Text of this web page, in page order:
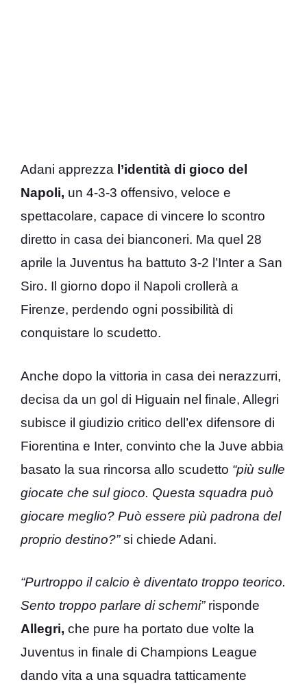
Adani apprezza l’identità di gioco del
Napoli, un 4-3-3 offensivo, veloce e
spettacolare, capace di vincere lo scontro
diretto in casa dei bianconeri. Ma quel 28
aprile la Juventus ha battuto 3-2 l’Inter a San
Siro. Il giorno dopo il Napoli crollerà a
Firenze, perdendo ogni possibilità di
conquistare lo scudetto.
Anche dopo la vittoria in casa dei nerazzurri,
decisa da un gol di Higuain nel finale, Allegri
subisce il giudizio critico dell’ex difensore di
Fiorentina e Inter, convinto che la Juve abbia
basato la sua rincorsa allo scudetto “più sulle
giocate che sul gioco. Questa squadra può
giocare meglio? Può essere più padrona del
proprio destino?”si chiede Adani.
“Purtroppo il calcio è diventato troppo teorico.
Sento troppo parlare di schemi”risponde
Allegri, che pure ha portato due volte la
Juventus in finale di Champions League
dando vita a una squadra tatticamente